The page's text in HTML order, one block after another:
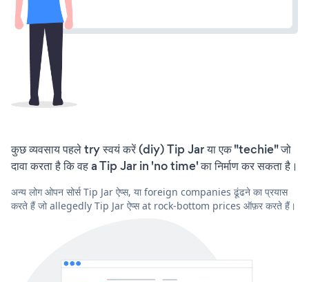
कुछ व्यवसाय पहले try स्वयं करें (diy) Tip Jar या एक "techie" जो
दावा करता है कि वह a Tip Jar in 'no time' का निर्माण कर सकता है।
अन्य लोग ओपन सोर्स Tip Jar ऐप्स, या foreign companies ढूंढने का प्रयास
करते हैं जो allegedly Tip Jar ऐप्स at rock-bottom prices ऑफ़र करते हैं।